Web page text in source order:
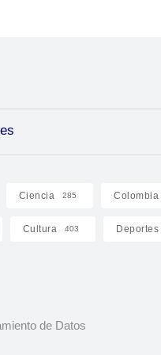
Ciencia 285 Colombia
Cultura 403 Deportes
de Datos